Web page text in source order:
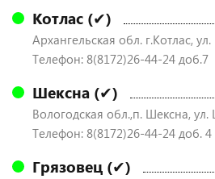
Котлас (✔)
Архангельская обл. г.Котлас,
Телефон: 8(8172)26-44-24 доб.7
Шексна (✔)
Вологодская обл.,п. Шексна,
Телефон: 8(8172)26-44-24 доб. 4
Грязовец (✔)